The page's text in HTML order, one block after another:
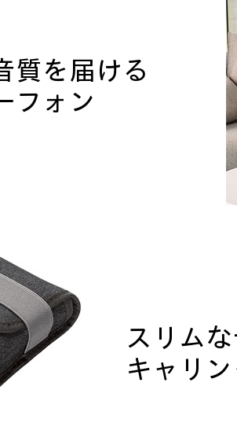
質を届ける
フォン
スリム
キャリ